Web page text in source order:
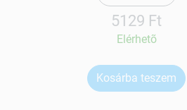
5129 Ft
Elérhetõ
Kosárba teszem